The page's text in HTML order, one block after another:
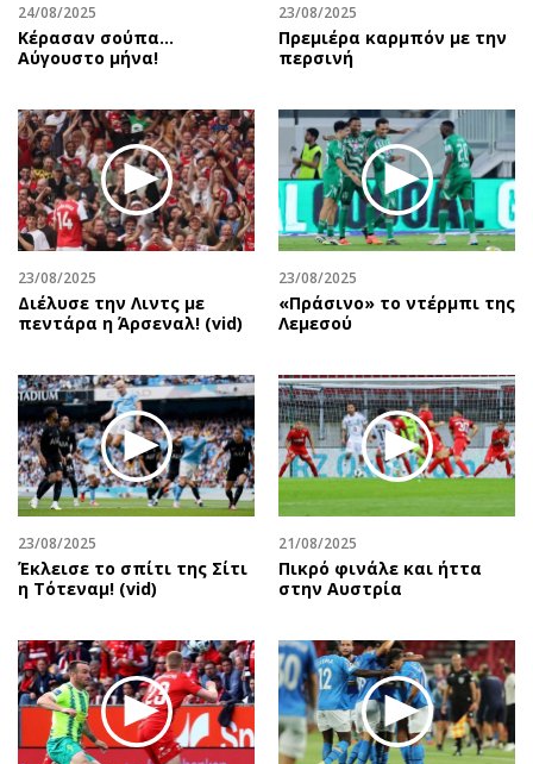
24/08/2025
Κέρασαν σούπα…
Αύγουστο μήνα!
23/08/2025
Πρεμιέρα καρμπόν με την
περσινή
23/08/2025
Διέλυσε την Λιντς με
πεντάρα η Άρσεναλ! (vid)
23/08/2025
«Πράσινο» το ντέρμπι της
Λεμεσού
23/08/2025
Έκλεισε το σπίτι της Σίτι
η Τότεναμ! (vid)
21/08/2025
Πικρό φινάλε και ήττα
στην Αυστρία